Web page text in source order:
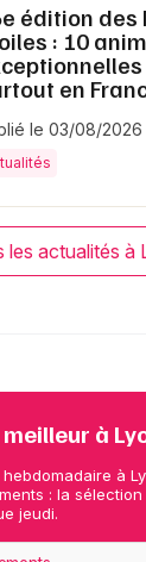
édition des
: 10
en
le 03/08/2026
les actualités à
à
à
: la sélection
jeudi.